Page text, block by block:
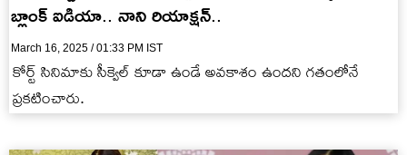
బ్లాంక్ ఐడియా.. నాని రియాక్షన్..
March 16, 2025 / 01:33 PM IST
కోర్ట్ సినిమాకు సీక్వెల్ కూడా ఉండే అవకాశం ఉందని గతంలోనే
ప్రకటించారు.